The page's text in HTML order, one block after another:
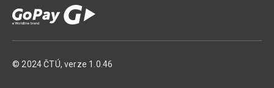
© 2024 ČTÚ, verze 1.0.46